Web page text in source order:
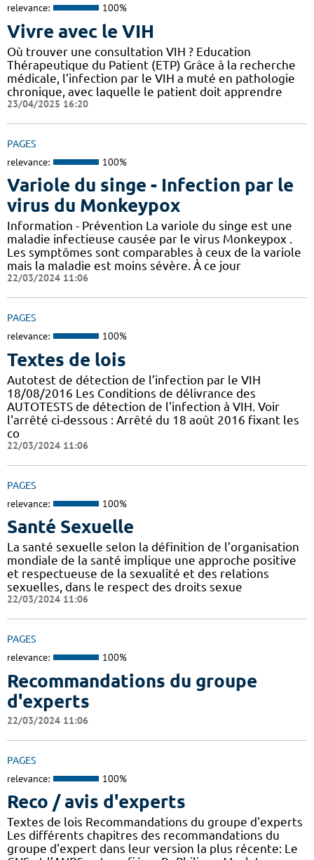
relevance: 100%
Vivre avec le VIH
Où trouver une consultation VIH ? Education
Thérapeutique du Patient (ETP) Grâce à la recherche
médicale, l’infection par le VIH a muté en pathologie
chronique, avec laquelle le patient doit apprendre
23/04/2025 16:20
PAGES
relevance: 100%
Variole du singe - Infection par le
virus du Monkeypox
Information - Prévention La variole du singe est une
maladie infectieuse causée par le virus Monkeypox .
Les symptômes sont comparables à ceux de la variole
mais la maladie est moins sévère. À ce jour
22/03/2024 11:06
PAGES
relevance: 100%
Textes de lois
Autotest de détection de l’infection par le VIH
18/08/2016 Les Conditions de délivrance des
AUTOTESTS de détection de l'infection à VIH. Voir
l'arrêté ci-dessous : Arrêté du 18 août 2016 fixant les
co
22/03/2024 11:06
PAGES
relevance: 100%
Santé Sexuelle
La santé sexuelle selon la définition de l’organisation
mondiale de la santé implique une approche positive
et respectueuse de la sexualité et des relations
sexuelles, dans le respect des droits sexue
22/03/2024 11:06
PAGES
relevance: 100%
Recommandations du groupe
d'experts
22/03/2024 11:06
PAGES
relevance: 100%
Reco / avis d'experts
Textes de lois Recommandations du groupe d'experts
Les différents chapitres des recommandations du
groupe d'expert dans leur version la plus récente: Le